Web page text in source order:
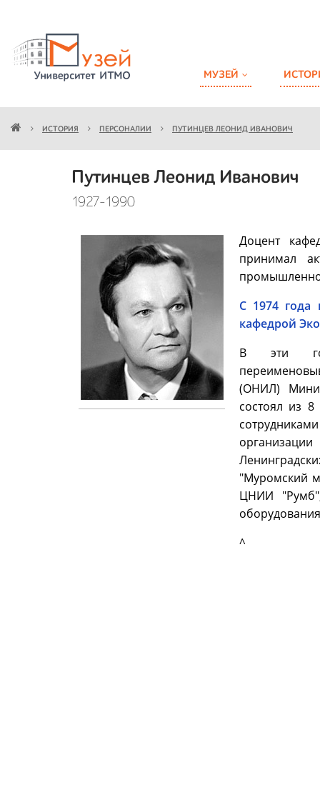
МУЗЕЙ
ИСТОРИЯ ПЕРСОНАЛИИ ПУТИНЦЕВ ЛЕОНИД ИВАНОВИЧ
Путинцев Леонид Иванович
1927-1990
Доцент
принимал
С 1974 года
кафедрой
В эти
(ОНИЛ)
состоял из 8
"Муромский
ЦНИИ "Румб",
^